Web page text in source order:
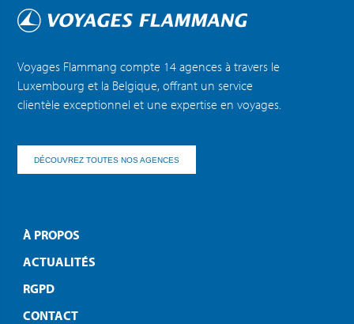
Voyages Flammang compte 14 agences à travers le
Luxembourg et la Belgique, offrant un service
clientèle exceptionnel et une expertise en voyages.
DÉCOUVREZ TOUTES NOS AGENCES
À PROPOS
ACTUALITÉS
RGPD
CONTACT